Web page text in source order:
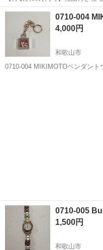
と無料♪／トラクタ本体の製造
中！／赴任旅費会社負担／工場
気の工場のお仕事 ◇トラクタ...
大阪 堺市 石津川駅
0710-004
4,000円
和歌山市
0710-004 MIKIMOTOペンダントウォッチ 【状態】 ・
0710-005
1,500円
和歌山市